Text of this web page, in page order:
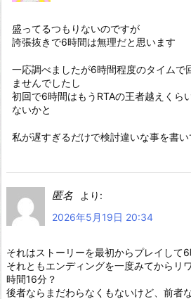
盛ってるつもりないのですが
誇張抜きで6時間は無理だと思います
一応調べましたが6時間程度のタイムで
ませんでしたし
初回で6時間はもうRTAの王者越えくら
ないかと
私が遅すぎるだけで検討違いな事を書
匿名
より:
2026年5月19日 20:34
それはストーリーを最初からプレイして
それともエンディングを一度みてからリ
時間16分？
後者ならまだわらなくもないけど、前者